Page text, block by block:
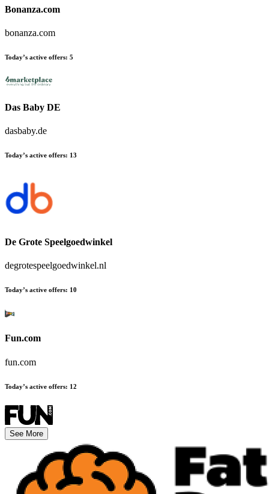
Bonanza.com
bonanza.com
Today’s active offers: 5
Das Baby DE
dasbaby.de
Today’s active offers: 13
De Grote Speelgoedwinkel
degrotespeelgoedwinkel.nl
Today’s active offers: 10
Fun.com
fun.com
Today’s active offers: 12
See More